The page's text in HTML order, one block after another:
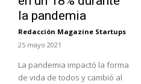
la pandemia
Redacción Magazine Startups
-
25 mayo 2021
La pandemia impactó la forma
de vida de todos y cambió al